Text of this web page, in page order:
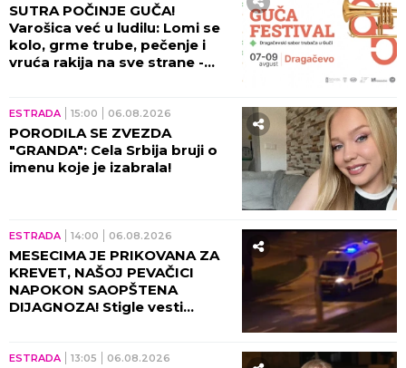
SUTRA POČINJE GUČA!
Varošica već u ludilu: Lomi se
kolo, grme trube, pečenje i
vruća rakija na sve strane -
ESTRADA 15:00 06.08.2026
PORODILA SE ZVEZDA
"GRANDA": Cela Srbija bruji o
imenu koje je izabrala!
ESTRADA 14:00 06.08.2026
MESECIMA JE PRIKOVANA ZA
KREVET, NAŠOJ PEVAČICI
NAPOKON SAOPŠTENA
DIJAGNOZA! Stigle vesti
ESTRADA 13:05 06.08.2026